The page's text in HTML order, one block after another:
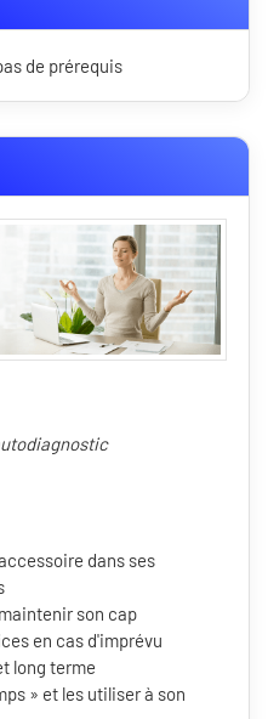
de prérequis
dans ses
son cap
en cas d'imprévu
long terme
» et les utiliser à son